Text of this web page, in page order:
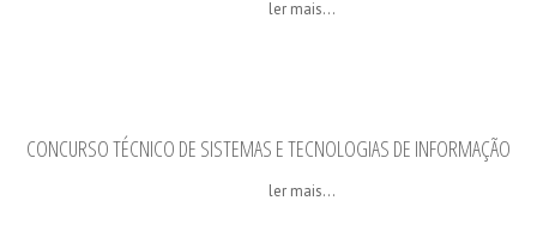
ler mais...
CONCURSO TÉCNICO DE SISTEMAS E TECNOLOGIAS DE INFORMAÇÃO
ler mais...